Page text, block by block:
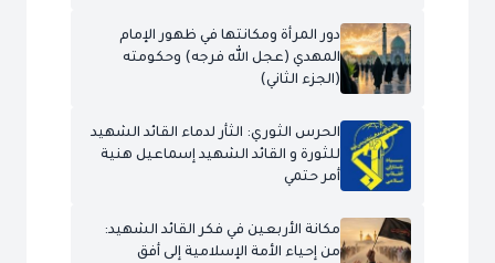
دور المرأة ومكانتها في ظهور الإمام
المهدي (عجل الله فرجه) وحكومته
(الجزء الثاني)
الحرس الثوري: الثأر لدماء القائد الشهيد
للثورة و القائد الشهيد إسماعيل هنية
أمر حتمي
مكانة الأربعين في فكر القائد الشهيد:
من إحياء الأمة الإسلامية إلى أفق